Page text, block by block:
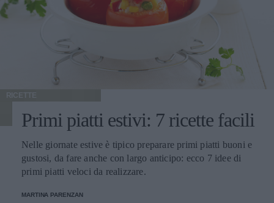
RICETTE
Primi piatti estivi: 7 ricette facili
Nelle giornate estive è tipico preparare primi piatti buoni e
gustosi, da fare anche con largo anticipo: ecco 7 idee di
primi piatti veloci da realizzare.
MARTINA PARENZAN